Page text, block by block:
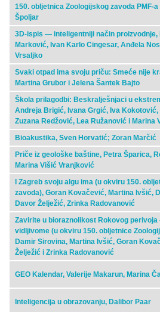
150. obljetnica Zoologijskog zavoda PMF-
Špoljar
3D-ispis — inteligentniji način proizvodnje,
Marković, Ivan Karlo Cingesar, Anđela
Vrsaljko
Svaki otpad ima svoju priču: Smeće nije
Martina Grubor i Jelena Šantek Bajto
Škola prilagodbi: Beskralješnjaci u
Andreja Brigić, Ivana Grgić, Iva Kokotović,
Zuzana Redžović, Lea Ružanović i Marina
Bioakustika, Sven Horvatić; Zoran Marčić
Priče iz geološke baštine, Petra Šparica,
Marina Višić Vranjković
I Zagreb svoju algu ima (u okviru 150.
zavoda), Goran Kovačević, Martina Ivšić,
Davor Želježić, Zrinka Radovanović
Zavirite u bioraznolikost Rokovog perivoja
vidljivome (u okviru 150. obljetnice
Damir Sirovina, Martina Ivšić, Goran
Želježić i Zrinka Radovanović
GEO Kalendar, Valerije Makarun, Marina
Inteligencija u obrazovanju, Dalibor Paar